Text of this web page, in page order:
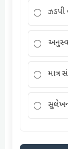
માત્ર